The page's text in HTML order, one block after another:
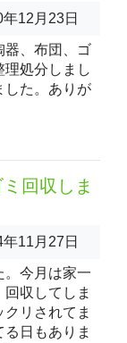
年12月23日
器、布団、ゴ
理処分しまし
した。ありが
回収しま
年11月27日
。今月は家一
収してしま
リされてま
日もありま